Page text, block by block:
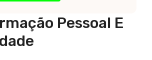
Pessoal E